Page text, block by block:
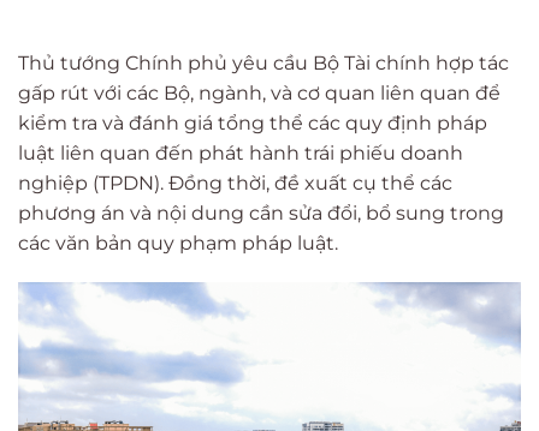
Thủ tướng Chính phủ yêu cầu Bộ Tài chính hợp tác
gấp rút với các Bộ, ngành, và cơ quan liên quan để
kiểm tra và đánh giá tổng thể các quy định pháp
luật liên quan đến phát hành trái phiếu doanh
nghiệp (TPDN). Đồng thời, đề xuất cụ thể các
phương án và nội dung cần sửa đổi, bổ sung trong
các văn bản quy phạm pháp luật.